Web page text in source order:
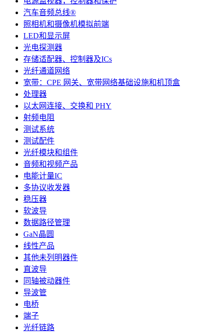
汽车音频总线®
照相机和摄像机模拟前端
LED和显示屏
光电探测器
存储适配器、控制器及ICs
光纤通道网络
宽带：CPE 网关、宽带网络基础设施和机顶盒
处理器
以太网连接、交换和 PHY
射频电阻
测试系统
测试配件
光纤模块和组件
音频和视频产品
电能计量IC
多协议收发器
稳压器
软波导
数据路径管理
GaN晶圆
线性产品
其他未列明器件
直波导
同轴被动器件
导波管
电桥
端子
光纤链路